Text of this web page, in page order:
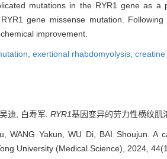
mutations in the RYR1 gene as
gene missense mutation.
improvement.
exertional rhabdomyolysis,
迪, 白寿军. RYR1基因变异的劳力性横纹
WANG Yakun, WU Di, BAI Shoujun. A
University (Medical Science), 2024,